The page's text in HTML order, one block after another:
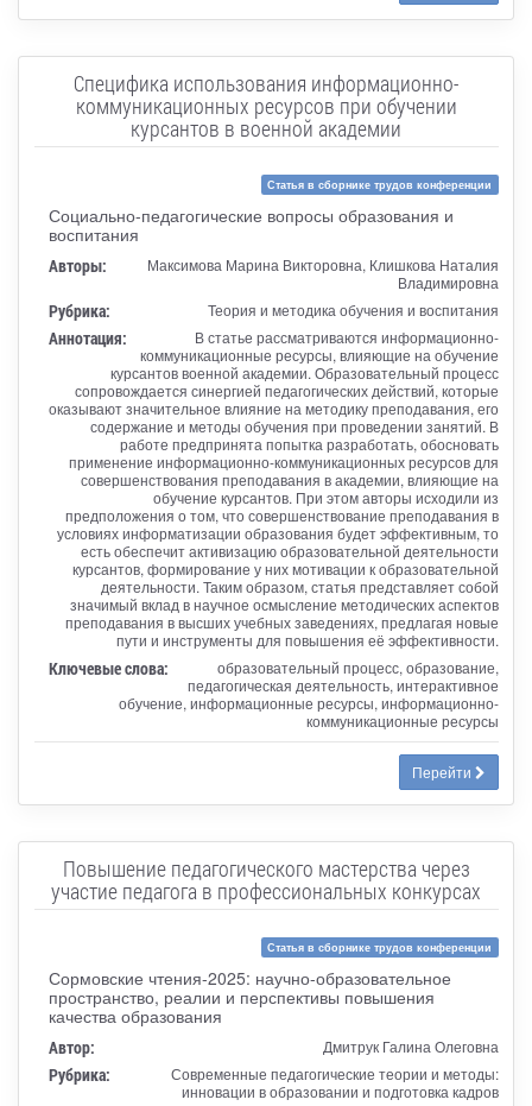
Специфика использования информационно-
коммуникационных ресурсов при обучении
курсантов в военной академии
Статья в сборнике трудов конференции
Социально-педагогические вопросы образования и
воспитания
Авторы:
Максимова Марина Викторовна, Клишкова Наталия
Владимировна
Рубрика: Теория и методика обучения и воспитания
Аннотация:
В статье рассматриваются информационно-
коммуникационные ресурсы, влияющие на обучение
курсантов военной академии. Образовательный процесс
сопровождается синергией педагогических действий, которые
оказывают значительное влияние на методику преподавания, его
содержание и методы обучения при проведении занятий. В
работе предпринята попытка разработать, обосновать
применение информационно-коммуникационных ресурсов для
совершенствования преподавания в академии, влияющие на
обучение курсантов. При этом авторы исходили из
предположения о том, что совершенствование преподавания в
условиях информатизации образования будет эффективным, то
есть обеспечит активизацию образовательной деятельности
курсантов, формирование у них мотивации к образовательной
деятельности. Таким образом, статья представляет собой
значимый вклад в научное осмысление методических аспектов
преподавания в высших учебных заведениях, предлагая новые
пути и инструменты для повышения её эффективности.
Ключевые слова:
образовательный процесс, образование,
педагогическая деятельность, интерактивное
обучение, информационные ресурсы, информационно-
коммуникационные ресурсы
Перейти
Повышение педагогического мастерства через
участие педагога в профессиональных конкурсах
Статья в сборнике трудов конференции
Сормовские чтения-2025: научно-образовательное
пространство, реалии и перспективы повышения
качества образования
Автор: Дмитрук Галина Олеговна
Рубрика:
Современные педагогические теории и методы:
инновации в образовании и подготовка кадров